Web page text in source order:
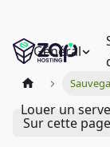
Général
Louer un
Sur cette page